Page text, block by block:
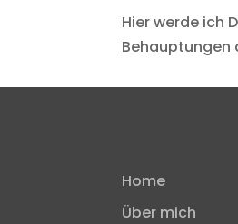
Hier werde ich
Behauptungen
Home
Über mich